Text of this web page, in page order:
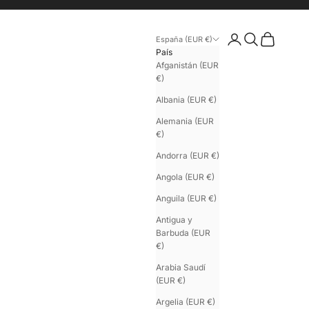
España (EUR €)
País
Afganistán (EUR
€)
Albania (EUR €)
Alemania (EUR
€)
Andorra (EUR €)
Angola (EUR €)
Anguila (EUR €)
Antigua y
Barbuda (EUR
€)
Arabia Saudí
(EUR €)
Argelia (EUR €)
Iniciar sesión
BuscarCesta